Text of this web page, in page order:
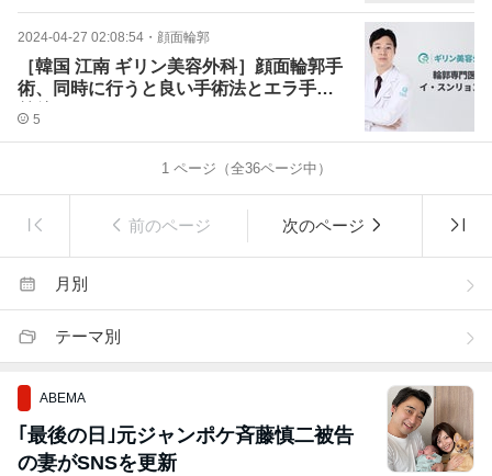
2024-04-27 02:08:54 ・ 顔面輪郭
［韓国 江南 ギリン美容外科］顔面輪郭手
術、同時に行うと良い手術法とエラ手術
前後
5
1ページ（全36ページ中）
前のページ 次のページ
月別
テーマ別
ABEMA
｢最後の日｣元ジャンポケ斉藤慎二被告
の妻がSNSを更新